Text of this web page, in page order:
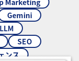
Gemini
LLM
SEO
ンス